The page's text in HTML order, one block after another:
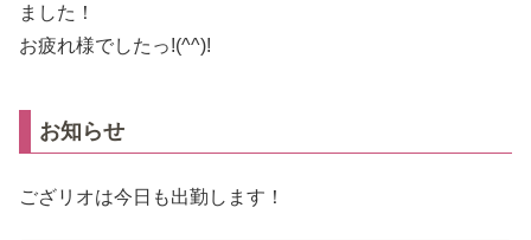
ました！
お疲れ様でしたっ!(^^)!
お知らせ
ござリオは今日も出勤します！